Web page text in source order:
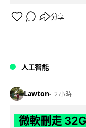
分享
人工智能
Lawton 2 小時
微軟刪走